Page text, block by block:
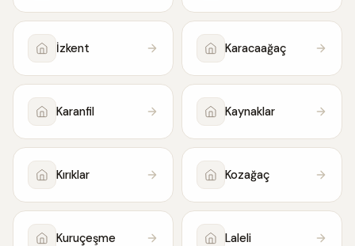
İzkent Karacaağaç
Karanfil Kaynaklar
Kırıklar Kozağaç
Kuruçeşme Laleli